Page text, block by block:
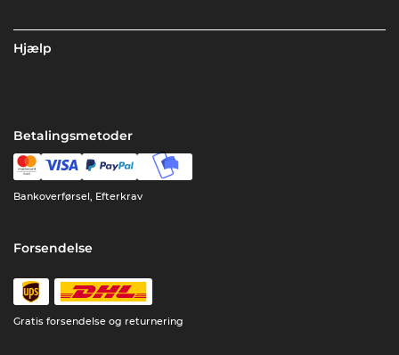
Hjælp
Betalingsmetoder
Bankoverførsel, Efterkrav
Forsendelse
Gratis forsendelse og returnering